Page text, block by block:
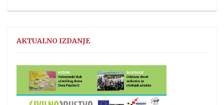
AKTUALNO IZDANJE